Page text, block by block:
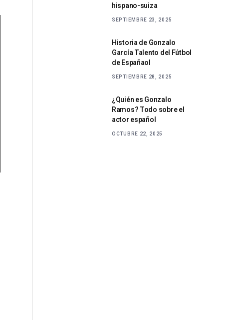
hispano-suiza
SEPTIEMBRE 23, 2025
Historia de Gonzalo
García Talento del Fútbol
de Españaol
SEPTIEMBRE 28, 2025
¿Quién es Gonzalo
Ramos? Todo sobre el
actor español
OCTUBRE 22, 2025